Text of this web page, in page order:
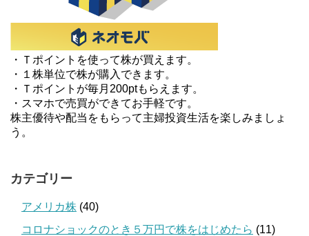
・Ｔポイントを使って株が買えます。
・１株単位で株が購入できます。
・Ｔポイントが毎月200ptもらえます。
・スマホで売買ができてお手軽です。
株主優待や配当をもらって主婦投資生活を楽しみましょ
う。
カテゴリー
アメリカ株 (40)
コロナショックのとき５万円で株をはじめたら (11)